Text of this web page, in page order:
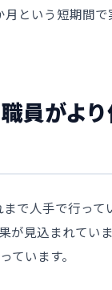
という短期間
員がよ
で人手で行って
が見込まれてい
ています。